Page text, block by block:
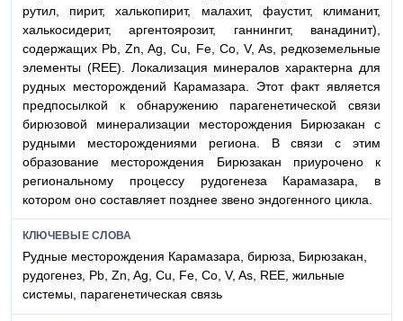
рутил, пирит, халькопирит, малахит, фаустит, климанит,
халькосидерит, аргентоярозит, ганнингит, ванадинит),
содержащих Pb, Zn, Ag, Cu, Fe, Co, V, As, редкоземельные
элементы (REE). Локализация минералов характерна для
рудных месторождений Карамазара. Этот факт является
предпосылкой к обнаружению парагенетической связи
бирюзовой минерализации месторождения Бирюзакан с
рудными месторождениями региона. В связи с этим
образование месторождения Бирюзакан приурочено к
региональному процессу рудогенеза Карамазара, в
котором оно составляет позднее звено эндогенного цикла.
КЛЮЧЕВЫЕ СЛОВА
Рудные месторождения Карамазара, бирюза, Бирюзакан,
рудогенез, Pb, Zn, Ag, Cu, Fe, Co, V, As, REE, жильные
системы, парагенетическая связь